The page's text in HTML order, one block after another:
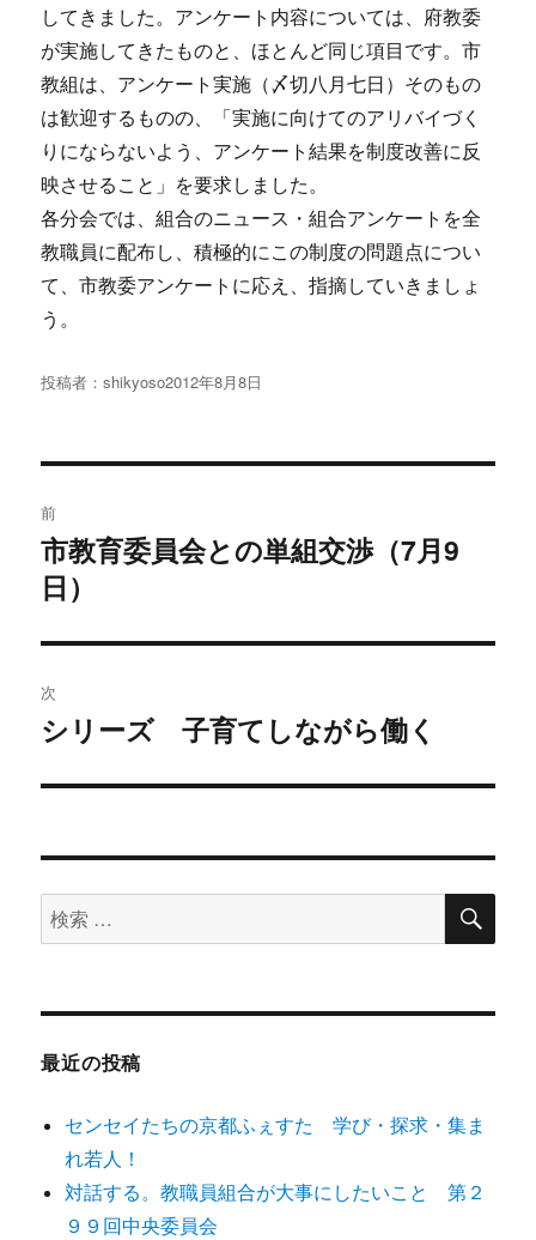
してきました。アンケート内容については、府教委
が実施してきたものと、ほとんど同じ項目です。市
教組は、アンケート実施（〆切八月七日）そのもの
は歓迎するものの、「実施に向けてのアリバイづく
りにならないよう、アンケート結果を制度改善に反
映させること」を要求しました。
各分会では、組合のニュース・組合アンケートを全
教職員に配布し、積極的にこの制度の問題点につい
て、市教委アンケートに応え、指摘していきましょ
う。
投稿者：shikyoso投
2012年8月8日
稿
ナ
ビ
ゲ
ー
シ
ン
前
過
去
投
稿:
市教育委員会との単組交渉（7月9
日）
次
次
投
シリーズ 子育てしながら働く
検
索
象:
検
最近の投稿
センセイたちの京都ふぇすた 学び・探求・集ま
れ若人！
対話する。教職員組合が大事にしたいこと 第２
９９回中央委員会